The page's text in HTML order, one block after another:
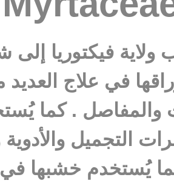
ولاية فيكتوريا
في علاج العديد
والمفاصل . كما
التجميل والأدوية
يُستخدم خشبها في